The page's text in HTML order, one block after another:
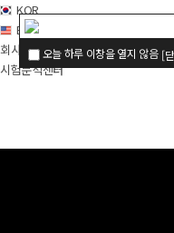
KOR
ENG
회사소개 동영상
시험분석센터
오늘 하루 이창을 열지 않음 [